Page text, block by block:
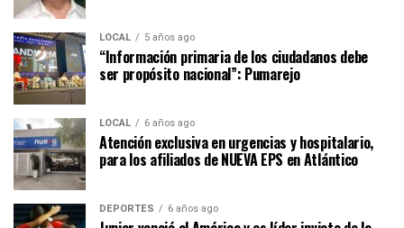
LOCAL 5 años ago
“Información primaria de los ciudadanos debe
ser propósito nacional”: Pumarejo
LOCAL 6 años ago
Atención exclusiva en urgencias y hospitalario,
para los afiliados de NUEVA EPS en Atlántico
DEPORTES 6 años ago